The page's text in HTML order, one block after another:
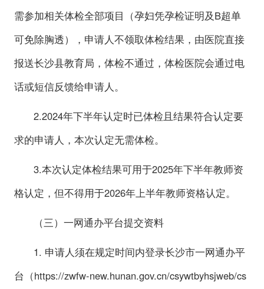
需参加相关体检全部项目（孕妇凭孕检证明及B超单
可免除胸透），申请人不领取体检结果，由医院直接
报送长沙县教育局，体检不通过，体检医院会通过电
话或短信反馈给申请人。
2.2024年下半年认定时已体检且结果符合认定要
求的申请人，本次认定无需体检。
3.本次认定体检结果可用于2025年下半年教师资
格认定，但不得用于2026年上半年教师资格认定。
（三）一网通办平台提交资料
1. 申请人须在规定时间内登录长沙市一网通办平
台（https://zwfw-new.hunan.gov.cn/csywtbyhsjweb/cs